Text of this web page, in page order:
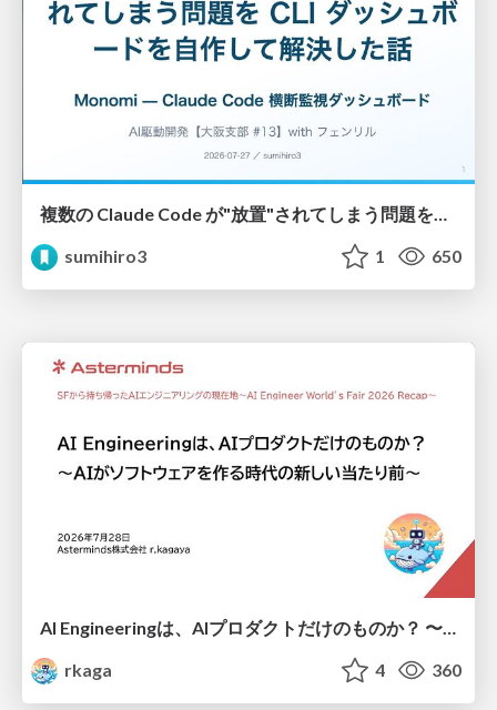
複数の Claude Code が"放置"されてしまう問題をCLI ダッシュボードを自作して解決した話
sumihiro3
1 650
AI Engineeringは、AIプロダクトだけのものか？ 〜AIがソフトウェアを作る時代の新しい当たり前〜 / No AI in your product. AI Engineering in your development.
rkaga
4 360